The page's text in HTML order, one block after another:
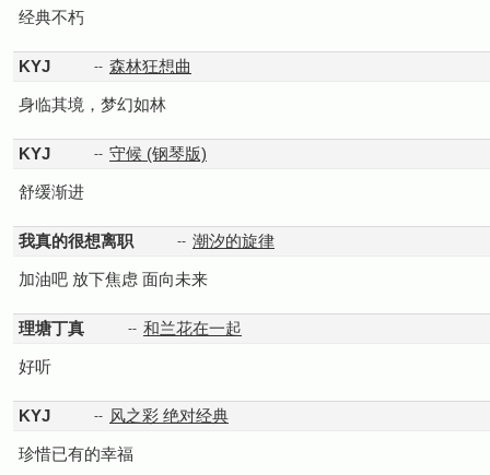
经典不朽
KYJ -- 森林狂想曲
身临其境，梦幻如林
KYJ -- 守候 (钢琴版)
舒缓渐进
我真的很想离职 -- 潮汐的旋律
加油吧 放下焦虑 面向未来
理塘丁真 -- 和兰花在一起
好听
KYJ -- 风之彩 绝对经典
珍惜已有的幸福